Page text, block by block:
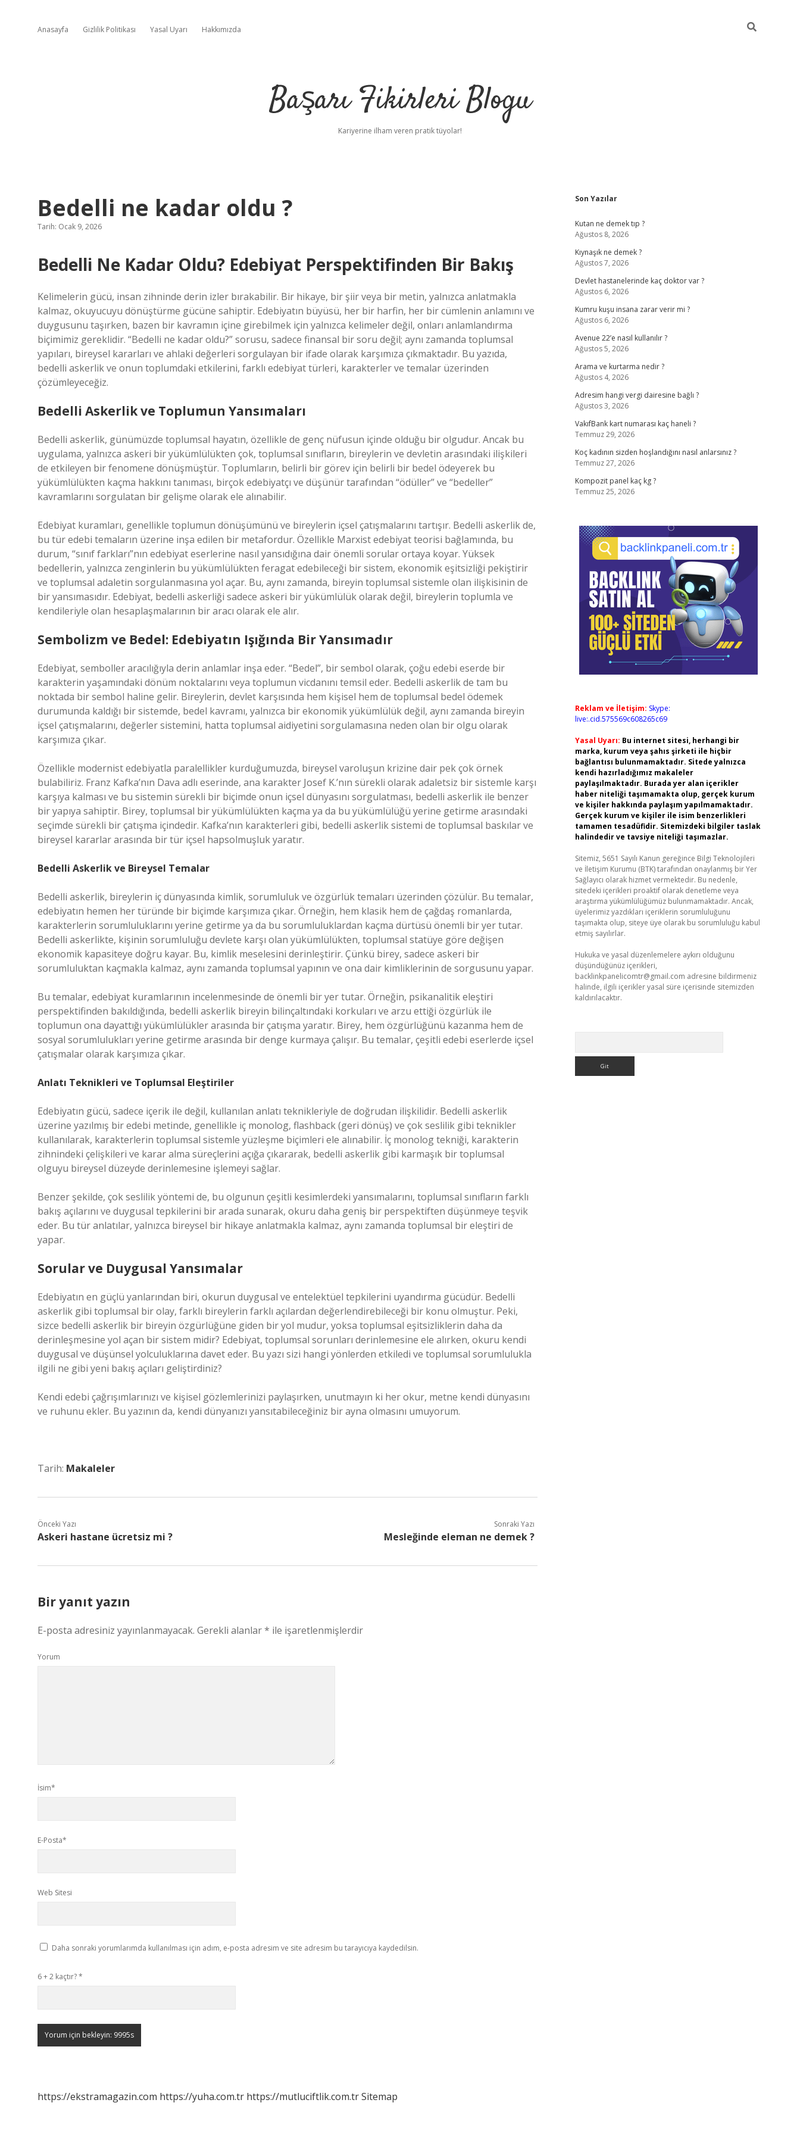
Anasayfa Gizlilik Politikası Yasal Uyarı Hakkımızda
Başarı Fikirleri Blogu
Kariyerine ilham veren pratik tüyolar!
Bedelli ne kadar oldu ?
Tarih: Ocak 9, 2026
Bedelli Ne Kadar Oldu? Edebiyat Perspektifinden Bir Bakış
Kelimelerin gücü, insan zihninde derin izler bırakabilir. Bir hikaye, bir şiir veya bir metin, yalnızca anlatmakla
kalmaz, okuyucuyu dönüştürme gücüne sahiptir. Edebiyatın büyüsü, her bir harfin, her bir cümlenin anlamını ve
duygusunu taşırken, bazen bir kavramın içine girebilmek için yalnızca kelimeler değil, onları anlamlandırma
biçimimiz gereklidir. “Bedelli ne kadar oldu?” sorusu, sadece finansal bir soru değil; aynı zamanda toplumsal
yapıları, bireysel kararları ve ahlaki değerleri sorgulayan bir ifade olarak karşımıza çıkmaktadır. Bu yazıda,
bedelli askerlik ve onun toplumdaki etkilerini, farklı edebiyat türleri, karakterler ve temalar üzerinden
çözümleyeceğiz.
Bedelli Askerlik ve Toplumun Yansımaları
Bedelli askerlik, günümüzde toplumsal hayatın, özellikle de genç nüfusun içinde olduğu bir olgudur. Ancak bu
uygulama, yalnızca askeri bir yükümlülükten çok, toplumsal sınıfların, bireylerin ve devletin arasındaki ilişkileri
de etkileyen bir fenomene dönüşmüştür. Toplumların, belirli bir görev için belirli bir bedel ödeyerek bu
yükümlülükten kaçma hakkını tanıması, birçok edebiyatçı ve düşünür tarafından “ödüller” ve “bedeller”
kavramlarını sorgulatan bir gelişme olarak ele alınabilir.
Edebiyat kuramları, genellikle toplumun dönüşümünü ve bireylerin içsel çatışmalarını tartışır. Bedelli askerlik de,
bu tür edebi temaların üzerine inşa edilen bir metafordur. Özellikle Marxist edebiyat teorisi bağlamında, bu
durum, “sınıf farkları”nın edebiyat eserlerine nasıl yansıdığına dair önemli sorular ortaya koyar. Yüksek
bedellerin, yalnızca zenginlerin bu yükümlülükten feragat edebileceği bir sistem, ekonomik eşitsizliği pekiştirir
ve toplumsal adaletin sorgulanmasına yol açar. Bu, aynı zamanda, bireyin toplumsal sistemle olan ilişkisinin de
bir yansımasıdır. Edebiyat, bedelli askerliği sadece askeri bir yükümlülük olarak değil, bireylerin toplumla ve
kendileriyle olan hesaplaşmalarının bir aracı olarak ele alır.
Sembolizm ve Bedel: Edebiyatın Işığında Bir Yansımadır
Edebiyat, semboller aracılığıyla derin anlamlar inşa eder. “Bedel”, bir sembol olarak, çoğu edebi eserde bir
karakterin yaşamındaki dönüm noktalarını veya toplumun vicdanını temsil eder. Bedelli askerlik de tam bu
noktada bir sembol haline gelir. Bireylerin, devlet karşısında hem kişisel hem de toplumsal bedel ödemek
durumunda kaldığı bir sistemde, bedel kavramı, yalnızca bir ekonomik yükümlülük değil, aynı zamanda bireyin
içsel çatışmalarını, değerler sistemini, hatta toplumsal aidiyetini sorgulamasına neden olan bir olgu olarak
karşımıza çıkar.
Özellikle modernist edebiyatla paralellikler kurduğumuzda, bireysel varoluşun krizine dair pek çok örnek
bulabiliriz. Franz Kafka’nın Dava adlı eserinde, ana karakter Josef K.’nın sürekli olarak adaletsiz bir sistemle karşı
karşıya kalması ve bu sistemin sürekli bir biçimde onun içsel dünyasını sorgulatması, bedelli askerlik ile benzer
bir yapıya sahiptir. Birey, toplumsal bir yükümlülükten kaçma ya da bu yükümlülüğü yerine getirme arasındaki
seçimde sürekli bir çatışma içindedir. Kafka’nın karakterleri gibi, bedelli askerlik sistemi de toplumsal baskılar ve
bireysel kararlar arasında bir tür içsel hapsolmuşluk yaratır.
Bedelli Askerlik ve Bireysel Temalar
Bedelli askerlik, bireylerin iç dünyasında kimlik, sorumluluk ve özgürlük temaları üzerinden çözülür. Bu temalar,
edebiyatın hemen her türünde bir biçimde karşımıza çıkar. Örneğin, hem klasik hem de çağdaş romanlarda,
karakterlerin sorumluluklarını yerine getirme ya da bu sorumluluklardan kaçma dürtüsü önemli bir yer tutar.
Bedelli askerlikte, kişinin sorumluluğu devlete karşı olan yükümlülükten, toplumsal statüye göre değişen
ekonomik kapasiteye doğru kayar. Bu, kimlik meselesini derinleştirir. Çünkü birey, sadece askeri bir
sorumluluktan kaçmakla kalmaz, aynı zamanda toplumsal yapının ve ona dair kimliklerinin de sorgusunu yapar.
Bu temalar, edebiyat kuramlarının incelenmesinde de önemli bir yer tutar. Örneğin, psikanalitik eleştiri
perspektifinden bakıldığında, bedelli askerlik bireyin bilinçaltındaki korkuları ve arzu ettiği özgürlük ile
toplumun ona dayattığı yükümlülükler arasında bir çatışma yaratır. Birey, hem özgürlüğünü kazanma hem de
sosyal sorumlulukları yerine getirme arasında bir denge kurmaya çalışır. Bu temalar, çeşitli edebi eserlerde içsel
çatışmalar olarak karşımıza çıkar.
Anlatı Teknikleri ve Toplumsal Eleştiriler
Edebiyatın gücü, sadece içerik ile değil, kullanılan anlatı teknikleriyle de doğrudan ilişkilidir. Bedelli askerlik
üzerine yazılmış bir edebi metinde, genellikle iç monolog, flashback (geri dönüş) ve çok seslilik gibi teknikler
kullanılarak, karakterlerin toplumsal sistemle yüzleşme biçimleri ele alınabilir. İç monolog tekniği, karakterin
zihnindeki çelişkileri ve karar alma süreçlerini açığa çıkararak, bedelli askerlik gibi karmaşık bir toplumsal
olguyu bireysel düzeyde derinlemesine işlemeyi sağlar.
Benzer şekilde, çok seslilik yöntemi de, bu olgunun çeşitli kesimlerdeki yansımalarını, toplumsal sınıfların farklı
bakış açılarını ve duygusal tepkilerini bir arada sunarak, okuru daha geniş bir perspektiften düşünmeye teşvik
eder. Bu tür anlatılar, yalnızca bireysel bir hikaye anlatmakla kalmaz, aynı zamanda toplumsal bir eleştiri de
yapar.
Sorular ve Duygusal Yansımalar
Edebiyatın en güçlü yanlarından biri, okurun duygusal ve entelektüel tepkilerini uyandırma gücüdür. Bedelli
askerlik gibi toplumsal bir olay, farklı bireylerin farklı açılardan değerlendirebileceği bir konu olmuştur. Peki,
sizce bedelli askerlik bir bireyin özgürlüğüne giden bir yol mudur, yoksa toplumsal eşitsizliklerin daha da
derinleşmesine yol açan bir sistem midir? Edebiyat, toplumsal sorunları derinlemesine ele alırken, okuru kendi
duygusal ve düşünsel yolculuklarına davet eder. Bu yazı sizi hangi yönlerden etkiledi ve toplumsal sorumlulukla
ilgili ne gibi yeni bakış açıları geliştirdiniz?
Kendi edebi çağrışımlarınızı ve kişisel gözlemlerinizi paylaşırken, unutmayın ki her okur, metne kendi dünyasını
ve ruhunu ekler. Bu yazının da, kendi dünyanızı yansıtabileceğiniz bir ayna olmasını umuyorum.
Tarih: Makaleler
Önceki Yazı
Askeri hastane ücretsiz mi ?
Sonraki Yazı
Mesleğinde eleman ne demek ?
Bir yanıt yazın
E-posta adresiniz yayınlanmayacak. Gerekli alanlar* ile işaretlenmişlerdir
Yorum
İsim*
E-Posta*
Web Sitesi
Daha sonraki yorumlarımda kullanılması için adım, e-posta adresim ve site adresim bu tarayıcıya kaydedilsin.
6 + 2 kaçtır?*
https://ekstramagazin.com https://yuha.com.tr https://mutluciftlik.com.trSitemap
Sidebar
Son Yazılar
Kutan ne demek tıp ?
Ağustos 8, 2026
Kıynaşık ne demek ?
Ağustos 7, 2026
Devlet hastanelerinde kaç doktor var ?
Ağustos 6, 2026
Kumru kuşu insana zarar verir mi ?
Ağustos 6, 2026
Avenue 22’e nasıl kullanılır ?
Ağustos 5, 2026
Arama ve kurtarma nedir ?
Ağustos 4, 2026
Adresim hangi vergi dairesine bağlı ?
Ağustos 3, 2026
VakıfBank kart numarası kaç haneli ?
Temmuz 29, 2026
Koç kadının sizden hoşlandığını nasıl anlarsınız ?
Temmuz 27, 2026
Kompozit panel kaç kg ?
Temmuz 25, 2026
Reklam ve İletişim: Skype:
live:.cid.575569c608265c69
Yasal Uyarı: Bu internet sitesi, herhangi bir
marka, kurum veya şahıs şirketi ile hiçbir
bağlantısı bulunmamaktadır. Sitede yalnızca
kendi hazırladığımız makaleler
paylaşılmaktadır. Burada yer alan içerikler
haber niteliği taşımamakta olup, gerçek kurum
ve kişiler hakkında paylaşım yapılmamaktadır.
Gerçek kurum ve kişiler ile isim benzerlikleri
tamamen tesadüfidir. Sitemizdeki bilgiler taslak
halindedir ve tavsiye niteliği taşımazlar.
Sitemiz, 5651 Sayılı Kanun gereğince Bilgi Teknolojileri
ve İletişim Kurumu (BTK) tarafından onaylanmış bir Yer
Sağlayıcı olarak hizmet vermektedir. Bu nedenle,
sitedeki içerikleri proaktif olarak denetleme veya
araştırma yükümlülüğümüz bulunmamaktadır. Ancak,
üyelerimiz yazdıkları içeriklerin sorumluluğunu
taşımakta olup, siteye üye olarak bu sorumluluğu kabul
etmiş sayılırlar.
Hukuka ve yasal düzenlemelere aykırı olduğunu
düşündüğünüz içerikleri,
backlinkpanelicomtr@gmail.com adresine bildirmeniz
halinde, ilgili içerikler yasal süre içerisinde sitemizden
kaldırılacaktır.